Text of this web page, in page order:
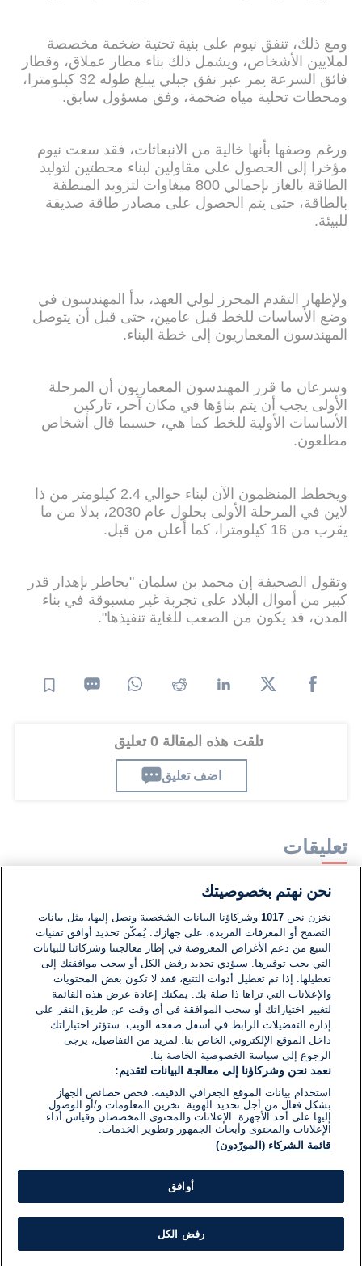
ومع ذلك، تنفق نيوم على بنية تحتية ضخمة مخصصة
لملايين الأشخاص، ويشمل ذلك بناء مطار عملاق، وقطار
فائق السرعة يمر عبر نفق جبلي يبلغ طوله 32 كيلومترا،
ومحطات تحلية مياه ضخمة، وفق مسؤول سابق.
ورغم وصفها بأنها خالية من الانبعاثات، فقد سعت نيوم
مؤخرا إلى الحصول على مقاولين لبناء محطتين لتوليد
الطاقة بالغاز بإجمالي 800 ميغاوات لتزويد المنطقة
بالطاقة، حتى يتم الحصول على مصادر طاقة صديقة
للبيئة.
ولإظهار التقدم المحرز لولي العهد، بدأ المهندسون في
وضع الأساسات للخط قبل عامين، حتى قبل أن يتوصل
المهندسون المعماريون إلى خطة البناء.
وسرعان ما قرر المهندسون المعماريون أن المرحلة
الأولى يجب أن يتم بناؤها في مكان آخر، تاركين
الأساسات الأولية للخط كما هي، حسبما قال أشخاص
مطلعون.
ويخطط المنظمون الآن لبناء حوالي 2.4 كيلومتر من ذا
لاين في المرحلة الأولى بحلول عام 2030، بدلا من ما
يقرب من 16 كيلومترا، كما أعلن من قبل.
وتقول الصحيفة إن محمد بن سلمان "يخاطر بإهدار قدر
كبير من أموال البلاد على تجربة غير مسبوقة في بناء
المدن، قد يكون من الصعب للغاية تنفيذها".
تلقت هذه المقالة 0 تعليق
اضف تعليق
تعليقات
لا توجد تعليقات مكتوبة حتى الآن. كن الأول!
اكتب تعليقًا جديدًا ...
نحن نهتم بخصوصيتك
نخزن نحن1017 وشركاؤنا البيانات الشخصية ونصل إليها، مثل بيانات
التصفح أو المعرفات الفريدة، على جهازك. يُمكّن تحديد أوافق تقنيات
التتبع من دعم الأغراض المعروضة في إطار معالجتنا وشركائنا للبيانات
التي يجب توفيرها. سيؤدي تحديد رفض الكل أو سحب موافقتك إلى
تعطيلها. إذا تم تعطيل أدوات التتبع، فقد لا تكون بعض المحتويات
والإعلانات التي تراها ذا صلة بك. يمكنك إعادة عرض هذه القائمة
لتغيير اختياراتك أو سحب الموافقة في أي وقت عن طريق النقر على
إدارة التفضيلات الرابط في أسفل صفحة الويب. ستؤثر اختياراتك
داخل الموقع الإلكتروني الخاص بنا. لمزيد من التفاصيل، يرجى
الرجوع إلى سياسة الخصوصية الخاصة بنا.
نعمد نحن وشركاؤنا إلى معالجة البيانات لتقديم:
استخدام بيانات الموقع الجغرافي الدقيقة. فحص خصائص الجهاز
بشكل فعال من أجل تحديد الهوية. تخزين المعلومات و/أو الوصول
إليها على أحد الأجهزة. الإعلانات والمحتوى المخصصان وقياس أداء
الإعلانات والمحتوى وأبحاث الجمهور وتطوير الخدمات.
قائمة الشركاء (المورّدون)
أوافق
رفض الكل